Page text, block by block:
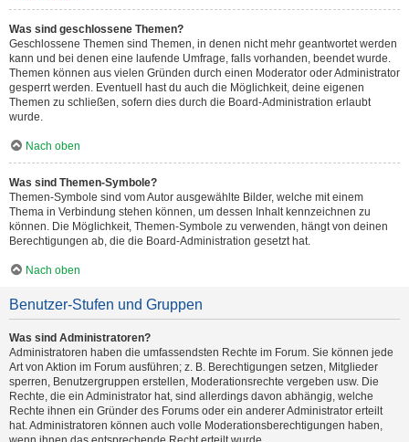
Was sind geschlossene Themen?
Geschlossene Themen sind Themen, in denen nicht mehr geantwortet werden
kann und bei denen eine laufende Umfrage, falls vorhanden, beendet wurde.
Themen können aus vielen Gründen durch einen Moderator oder Administrator
gesperrt werden. Eventuell hast du auch die Möglichkeit, deine eigenen
Themen zu schließen, sofern dies durch die Board-Administration erlaubt
wurde.
Nach oben
Was sind Themen-Symbole?
Themen-Symbole sind vom Autor ausgewählte Bilder, welche mit einem
Thema in Verbindung stehen können, um dessen Inhalt kennzeichnen zu
können. Die Möglichkeit, Themen-Symbole zu verwenden, hängt von deinen
Berechtigungen ab, die die Board-Administration gesetzt hat.
Nach oben
Benutzer-Stufen und Gruppen
Was sind Administratoren?
Administratoren haben die umfassendsten Rechte im Forum. Sie können jede
Art von Aktion im Forum ausführen; z. B. Berechtigungen setzen, Mitglieder
sperren, Benutzergruppen erstellen, Moderationsrechte vergeben usw. Die
Rechte, die ein Administrator hat, sind allerdings davon abhängig, welche
Rechte ihnen ein Gründer des Forums oder ein anderer Administrator erteilt
hat. Administratoren können auch volle Moderationsberechtigungen haben,